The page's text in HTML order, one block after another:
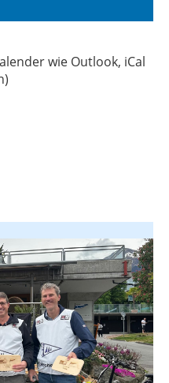
wie Outlook, iCal